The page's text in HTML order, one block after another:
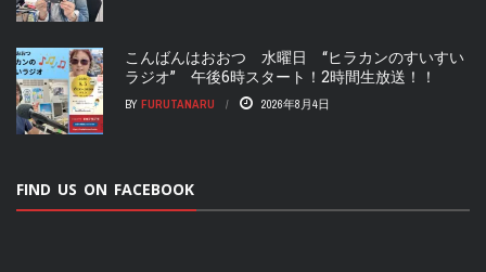
こんばんはおおつ 水曜日 “ヒラカンのすいすい
ラジオ” 午後6時スタート！2時間生放送！！
BY FURUTANARU 2026年8月4日
FIND US ON FACEBOOK